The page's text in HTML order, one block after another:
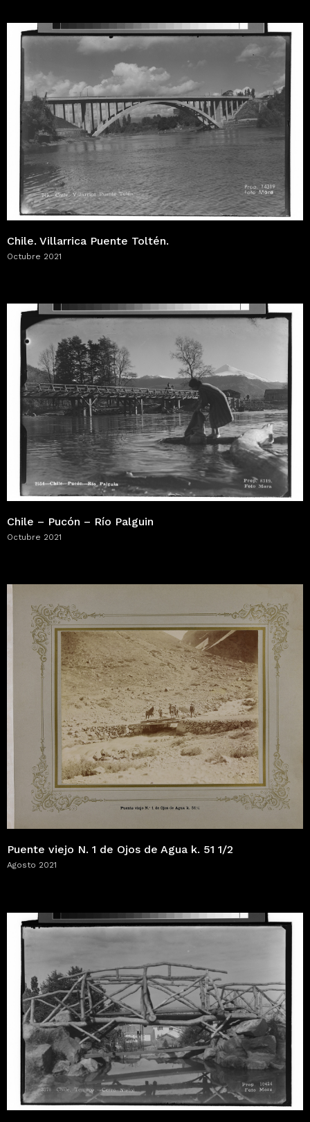
Chile. Villarrica Puente Toltén.
Octubre 2021
Chile – Pucón – Río Palguin
Octubre 2021
Puente viejo N. 1 de Ojos de Agua k. 51 1/2
Agosto 2021